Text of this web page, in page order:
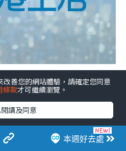
本週好去處
善您的網站體驗，請確定您同意
條款才可繼續瀏覽。
讀及同意